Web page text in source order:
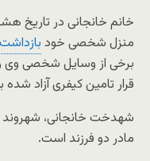
خانم خانجانی در تاریخ
منزل شخصی خود بازداشت
برخی از وسایل شخصی وی
قرار تامین کیفری آزاد شده
مادر دو فرزند است.